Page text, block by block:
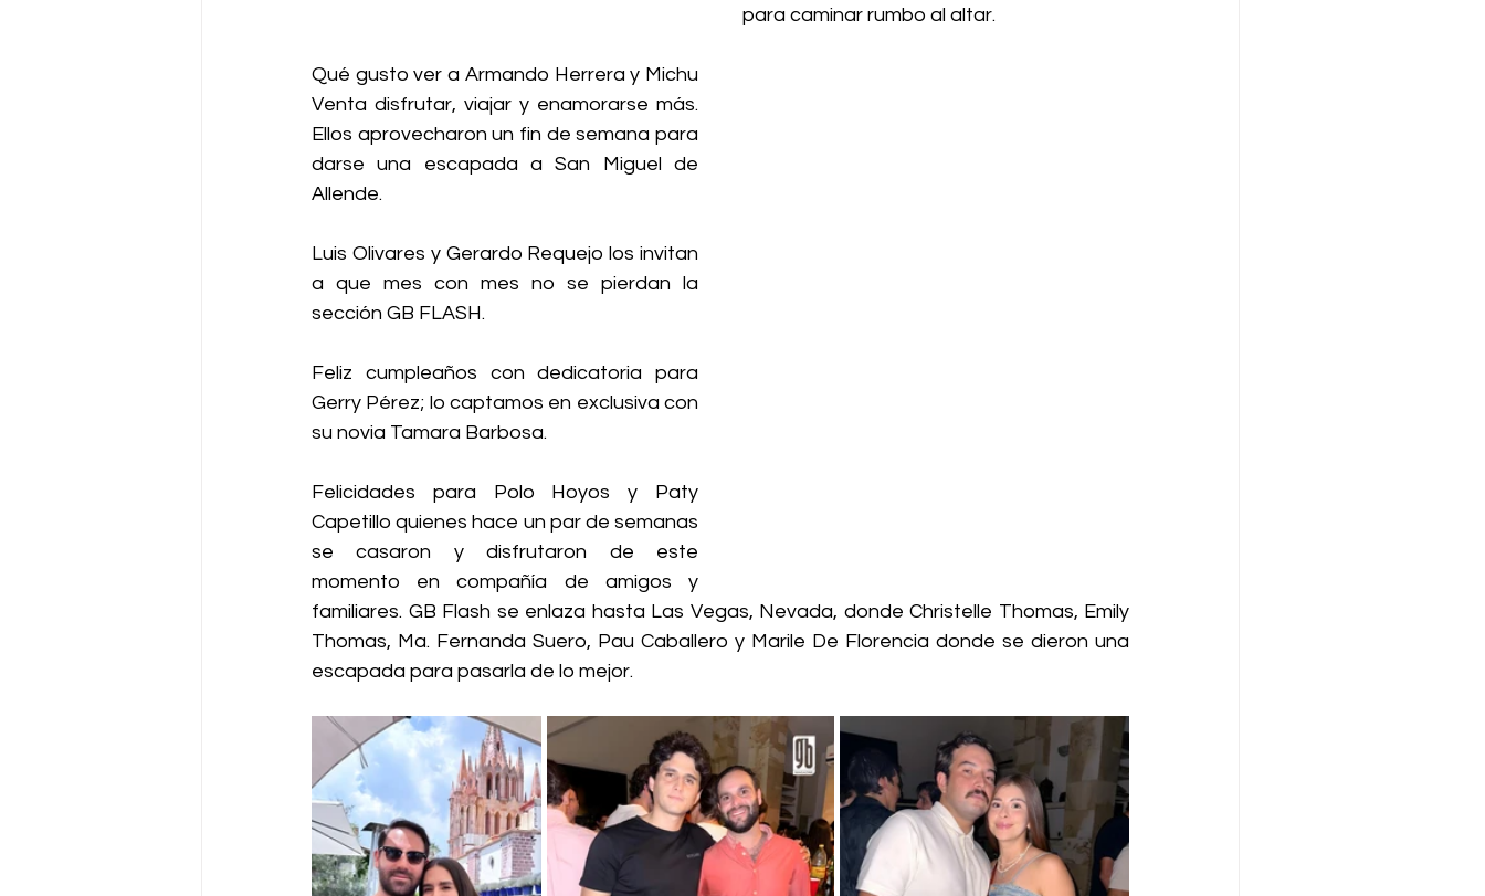
para caminar rumbo al altar.
Qué gusto ver a Armando Herrera y Michu
Venta disfrutar, viajar y enamorarse más.
Ellos aprovecharon un fin de semana para
darse una escapada a San Miguel de
Allende.
Luis Olivares y Gerardo Requejo los invitan
a que mes con mes no se pierdan la
sección GB FLASH.
Feliz cumpleaños con dedicatoria para
Gerry Pérez; lo captamos en exclusiva con
su novia Tamara Barbosa.
Felicidades para Polo Hoyos y Paty
Capetillo quienes hace un par de semanas
se casaron y disfrutaron de este
momento en compañía de amigos y
familiares. GB Flash se enlaza hasta Las Vegas, Nevada, donde Christelle Thomas, Emily
Thomas, Ma. Fernanda Suero, Pau Caballero y Marile De Florencia donde se dieron una
escapada para pasarla de lo mejor.